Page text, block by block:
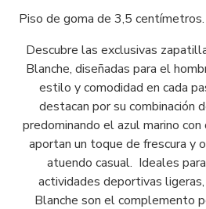
Piso de goma de 3,5 centímetros.
Descubre las exclusivas
Blanche, diseñadas para el
estilo y comodidad en cada
destacan por su combinación
predominando el azul marino
aportan un toque de frescura y
atuendo casual. Ideales
actividades deportivas
Blanche son el complemento